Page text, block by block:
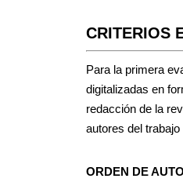
CRITERIOS
Para la primera
digitalizadas en
redacción de la
autores del
ORDEN DE